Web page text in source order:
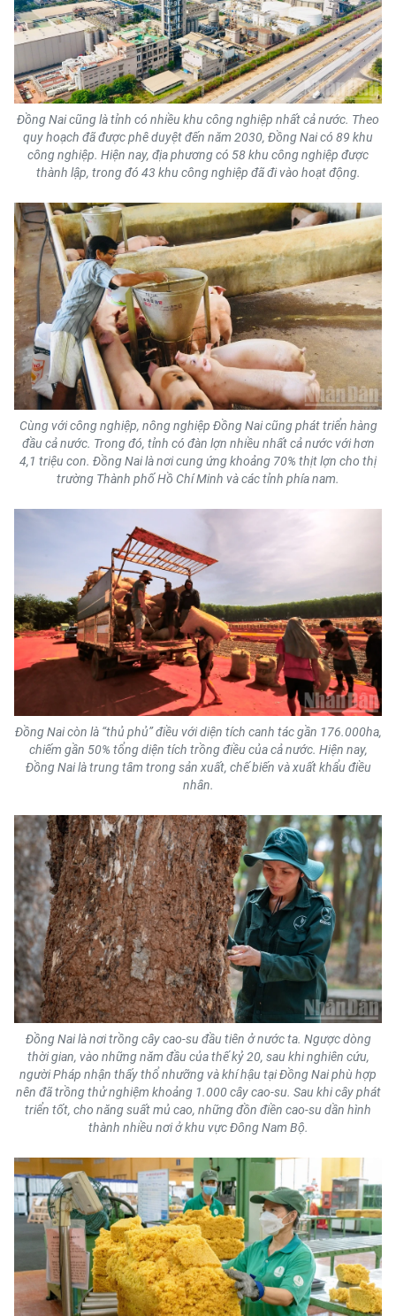
Media Môi trường
Ảnh
Infographic
TIN MỚI
TIN ĐỊA PHƯƠNG
Trung du và miền núi phía Bắc
Đồng bằng sông Hồng
Bắc Trung Bộ
Duyên hải Nam Trung Bộ và Tây
Nguyên
Đông Nam Bộ
Đồng bằng sông Cửu Long
Chuyên trang Hà Nội
CÁC CHUYÊN TRANG
VỀ BÁO NHÂN DÂN
NHÂN DÂN CUỐI TUẦN
NHÂN DÂN HẰNG THÁNG
MUA BÁO
ĐỌC BÁO IN
ENGLISH
中文
FRANÇAIS
РУССКИЙ
ESPAÑOL
Đồng Nai cũng là tỉnh có nhiều khu công nghiệp nhất cả nước. Theo
quy hoạch đã được phê duyệt đến năm 2030, Đồng Nai có 89 khu
công nghiệp. Hiện nay, địa phương có 58 khu công nghiệp được
thành lập, trong đó 43 khu công nghiệp đã đi vào hoạt động.
Cùng với công nghiệp, nông nghiệp Đồng Nai cũng phát triển hàng
đầu cả nước. Trong đó, tỉnh có đàn lợn nhiều nhất cả nước với hơn
4,1 triệu con. Đồng Nai là nơi cung ứng khoảng 70% thịt lợn cho thị
trường Thành phố Hồ Chí Minh và các tỉnh phía nam.
Đồng Nai còn là “thủ phủ” điều với diện tích canh tác gần 176.000ha,
chiếm gần 50% tổng diện tích trồng điều của cả nước. Hiện nay,
Đồng Nai là trung tâm trong sản xuất, chế biến và xuất khẩu điều
nhân.
Đồng Nai là nơi trồng cây cao-su đầu tiên ở nước ta. Ngược dòng
thời gian, vào những năm đầu của thế kỷ 20, sau khi nghiên cứu,
người Pháp nhận thấy thổ nhưỡng và khí hậu tại Đồng Nai phù hợp
nên đã trồng thử nghiệm khoảng 1.000 cây cao-su. Sau khi cây phát
triển tốt, cho năng suất mủ cao, những đồn điền cao-su dần hình
thành nhiều nơi ở khu vực Đông Nam Bộ.